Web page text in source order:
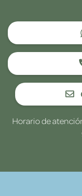
Horario de